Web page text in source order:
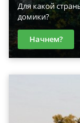
Для какой
домики?
Начнем?